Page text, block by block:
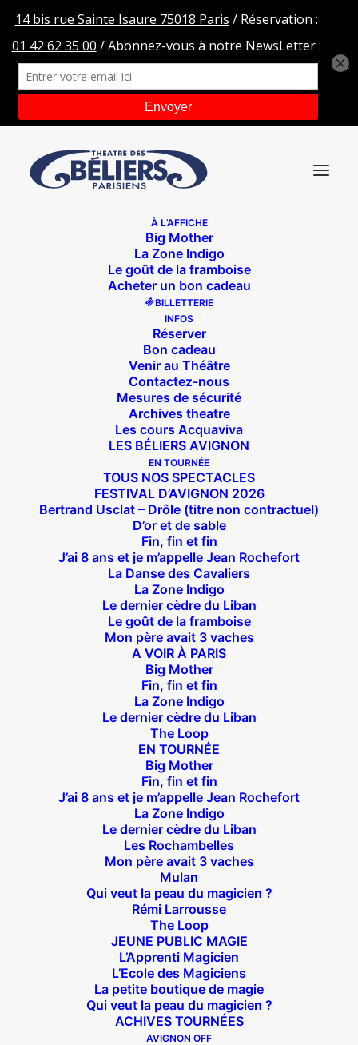
À L’AFFICHE
Big Mother
La Zone Indigo
Le goût de la framboise
Acheter un bon cadeau
BILLETTERIE
INFOS
Réserver
Bon cadeau
Venir au Théâtre
Contactez-nous
Mesures de sécurité
Archives theatre
Les cours Acquaviva
LES BÉLIERS AVIGNON
EN TOURNÉE
TOUS NOS SPECTACLES
FESTIVAL D’AVIGNON 2026
Bertrand Usclat – Drôle (titre non contractuel)
D’or et de sable
Fin, fin et fin
J’ai 8 ans et je m’appelle Jean Rochefort
La Danse des Cavaliers
La Zone Indigo
Le dernier cèdre du Liban
Le goût de la framboise
Mon père avait 3 vaches
A VOIR À PARIS
Big Mother
Fin, fin et fin
La Zone Indigo
Le dernier cèdre du Liban
The Loop
EN TOURNÉE
Big Mother
Fin, fin et fin
J’ai 8 ans et je m’appelle Jean Rochefort
La Zone Indigo
Le dernier cèdre du Liban
Les Rochambelles
Mon père avait 3 vaches
Mulan
Qui veut la peau du magicien ?
Rémi Larrousse
The Loop
JEUNE PUBLIC MAGIE
L’Apprenti Magicien
L’Ecole des Magiciens
La petite boutique de magie
Qui veut la peau du magicien ?
ACHIVES TOURNÉES
AVIGNON OFF
TOURNEE LAPINS
TOURNEE LAPINS TOURNEE LAPINS
Suivez nous !
Théâtre des Béliers Parisiens
14 bis rue Sainte Isaure 75018 Paris
Joffrin / Simplon – Loc :01 42 62 35 00
À l’affiche
Big Mother
La Zone Indigo
Le goût de la framboise
Fin, fin et fin
The Loop
En tournée